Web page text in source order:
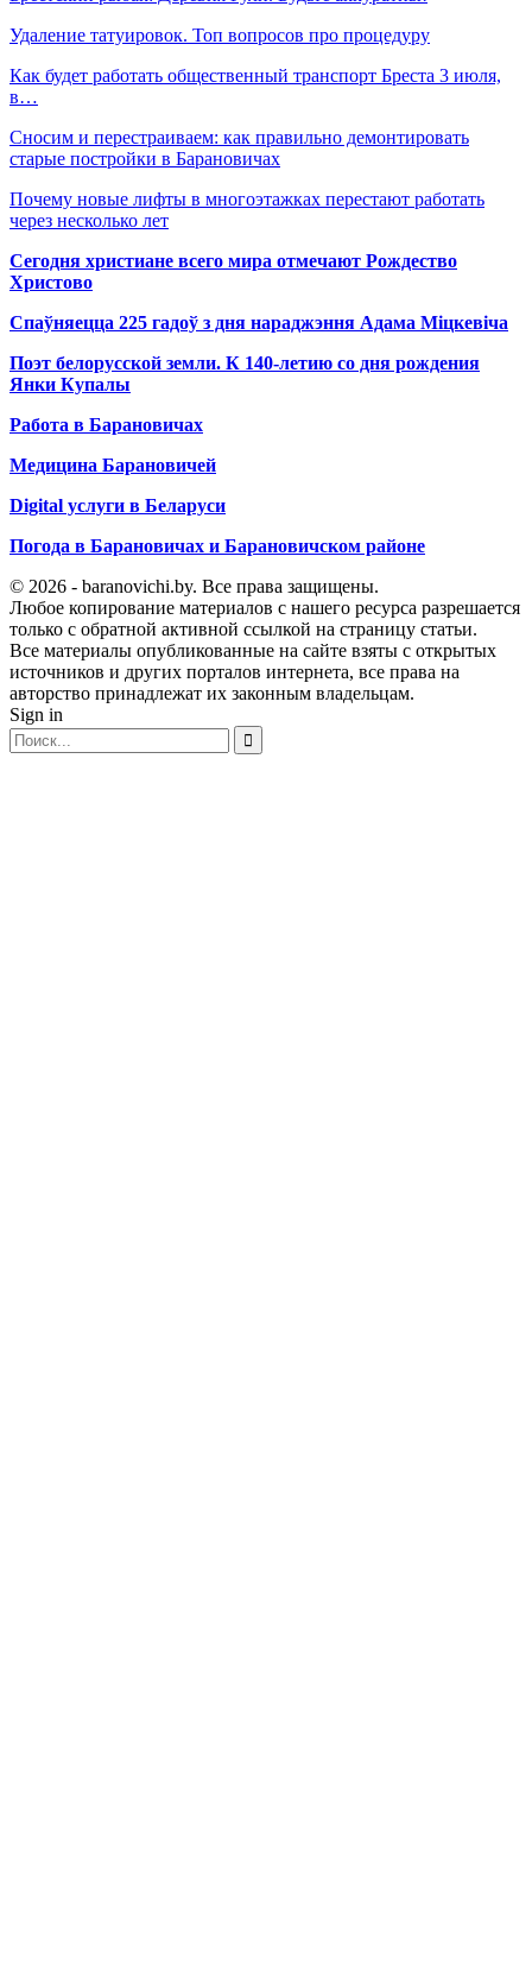
Удаление татуировок. Топ вопросов про процедуру
Как будет работать общественный транспорт Бреста 3 июля,
в…
Сносим и перестраиваем: как правильно демонтировать
старые постройки в Барановичах
Почему новые лифты в многоэтажках перестают работать
через несколько лет
Сегодня христиане всего мира отмечают Рождество
Христово
Спаўняецца 225 гадоў з дня нараджэння Адама Міцкевіча
Поэт белорусской земли. К 140-летию со дня рождения
Янки Купалы
Работа в Барановичах
Медицина Барановичей
Digital услуги в Беларуси
Погода в Барановичах и Барановичском районе
© 2026 - baranovichi.by. Все права защищены.
Любое копирование материалов с нашего ресурса разрешается
только с обратной активной ссылкой на страницу статьи.
Все материалы опубликованные на сайте взяты с открытых
источников и других порталов интернета, все права на
авторство принадлежат их законным владельцам.
Sign in